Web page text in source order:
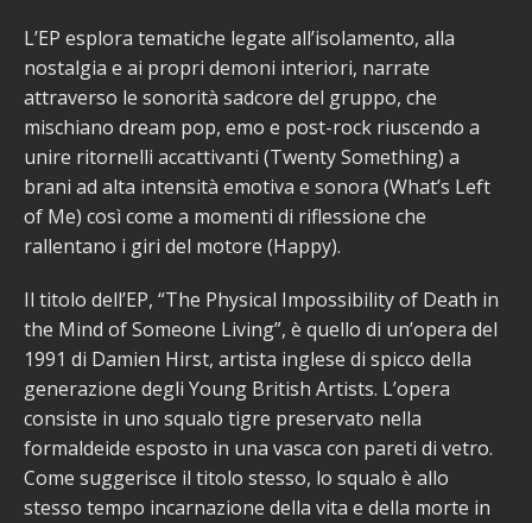
L’EP esplora tematiche legate all’isolamento, alla
nostalgia e ai propri demoni interiori, narrate
attraverso le sonorità sadcore del gruppo, che
mischiano dream pop, emo e post-rock riuscendo a
unire ritornelli accattivanti (Twenty Something) a
brani ad alta intensità emotiva e sonora (What’s Left
of Me) così come a momenti di riflessione che
rallentano i giri del motore (Happy).
Il titolo dell’EP, “The Physical Impossibility of Death in
the Mind of Someone Living”, è quello di un’opera del
1991 di Damien Hirst, artista inglese di spicco della
generazione degli Young British Artists. L’opera
consiste in uno squalo tigre preservato nella
formaldeide esposto in una vasca con pareti di vetro.
Come suggerisce il titolo stesso, lo squalo è allo
stesso tempo incarnazione della vita e della morte in